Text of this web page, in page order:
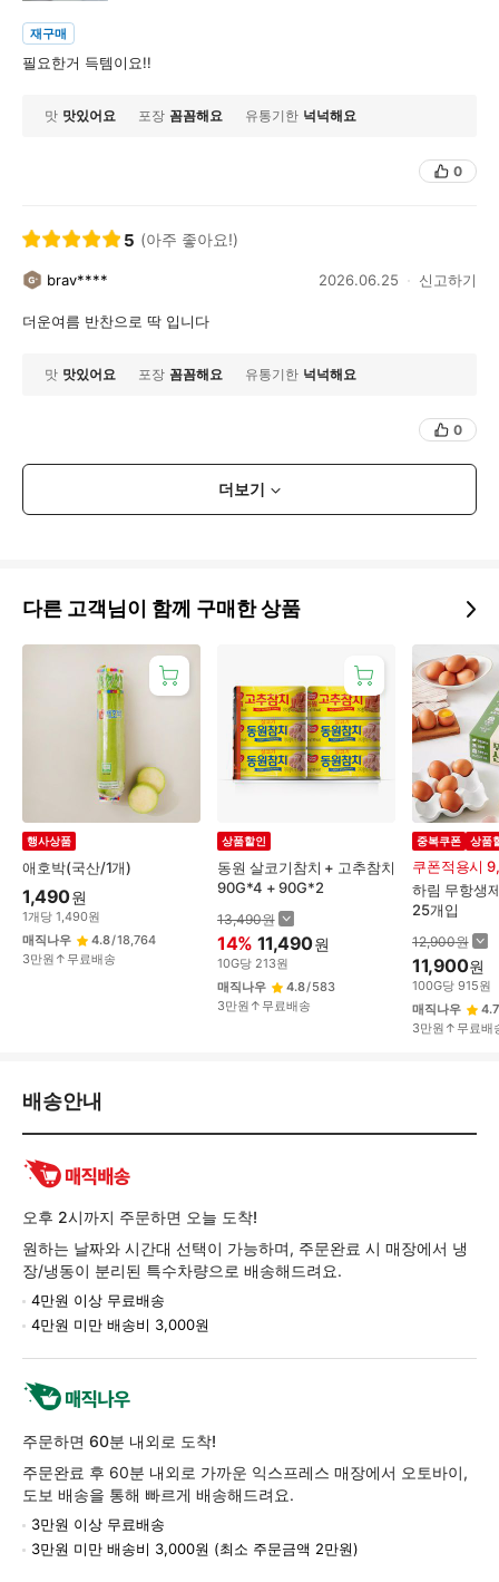
재구매
필요한거 득템이요!!
맛 맛있어요 포장 꼼꼼해요 유통기한 넉넉해요
0
5 (아주 좋아요!)
brav**** 2026.06.25 신고하기
더운여름 반찬으로 딱 입니다
맛 맛있어요 포장 꼼꼼해요 유통기한 넉넉해요
0
더보기
다른 고객님이 함께 구매한 상품
애호박(국산/1개)
행사상품
1,490원
1개당 1,490원
매직나우
4.8/18,764
3만원↑무료배송
동원 살코기참치 + 고추참치
90G*4 + 90G*2
상품할인
13,490원
14% 11,490원
10G당 213원
매직나우
4.8/583
3만원↑무료배송
하림 무항생
25개입
중복쿠폰 상품
쿠폰적용시
12,900원
11,900원
100G당 915원
매직나우
4.7
3만원↑무료배
배
환/
품
보
배송안내
오후 2시까지 주문하면 오늘 도착!
원하는 날짜와 시간대 선택이 가능하며, 주문완료 시 매장에서 냉
장/냉동이 분리된 특수차량으로 배송해드려요.
4만원 이상 무료배송
4만원 미만 배송비 3,000원
주문하면 60분 내외로 도착!
주문완료 후 60분 내외로 가까운 익스프레스 매장에서 오토바이,
도보 배송을 통해 빠르게 배송해드려요.
3만원 이상 무료배송
3만원 미만 배송비 3,000원 (최소 주문금액 2만원)